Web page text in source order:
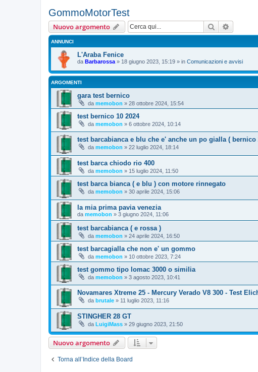
GommoMotorTest
Nuovo argomento Cerca
ANNUNCI
L'Araba Fenice
da Barbarossa » 18 giugno 2023, 15:19 » in Comunicazioni e avvisi
ARGOMENTI
gara test bernico
da memobon » 28 ottobre 2024, 15:54
test bernico 10 2024
da memobon » 6 ottobre 2024, 10:14
test barcabianca e blu che e' anche un po gialla ( bernico
da memobon » 22 luglio 2024, 18:14
test barca chiodo rio 400
da memobon » 15 luglio 2024, 11:50
test barca bianca ( e blu ) con motore rinnegato
da memobon » 30 aprile 2024, 15:06
la mia prima pavia venezia
da memobon » 3 giugno 2024, 11:06
test barcabianca ( e rossa )
da memobon » 24 aprile 2024, 16:50
test barcagialla che non e' un gommo
da memobon » 10 ottobre 2023, 7:24
test gommo tipo lomac 3000 o similia
da memobon » 3 agosto 2023, 10:41
Novamares Xtreme 25 - Mercury Verado V8 300 - Test
da brutale » 11 luglio 2023, 11:16
STINGHER 28 GT
da LuigiMass » 29 giugno 2023, 21:50
Nuovo argomento
Torna all’Indice della Board